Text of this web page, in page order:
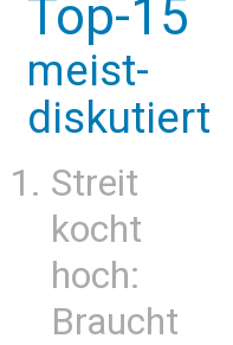
Top-15
meist-
diskutiert
Streit
kocht
hoch:
Braucht